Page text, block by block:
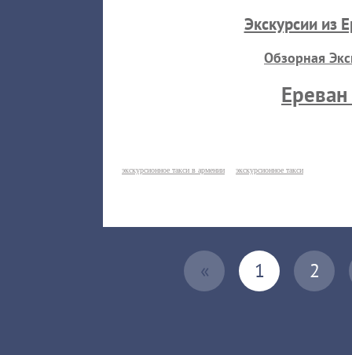
Экскурсии из
Обзорная
экскурсионное такси в армении экскурсионное такси
« 1 2